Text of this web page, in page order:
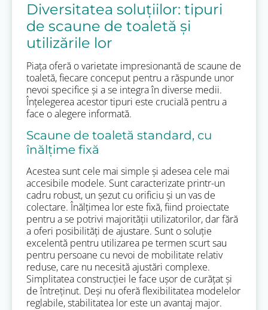
Diversitatea soluțiilor: tipuri
de scaune de toaletă și
utilizările lor
Piața oferă o varietate impresionantă de scaune de
toaletă, fiecare conceput pentru a răspunde unor
nevoi specifice și a se integra în diverse medii.
Înțelegerea acestor tipuri este crucială pentru a
face o alegere informată.
Scaune de toaletă standard, cu
înălțime fixă
Acestea sunt cele mai simple și adesea cele mai
accesibile modele. Sunt caracterizate printr-un
cadru robust, un șezut cu orificiu și un vas de
colectare. Înălțimea lor este fixă, fiind proiectate
pentru a se potrivi majorității utilizatorilor, dar fără
a oferi posibilități de ajustare. Sunt o soluție
excelentă pentru utilizarea pe termen scurt sau
pentru persoane cu nevoi de mobilitate relativ
reduse, care nu necesită ajustări complexe.
Simplitatea construcției le face ușor de curățat și
de întreținut. Deși nu oferă flexibilitatea modelelor
reglabile, stabilitatea lor este un avantaj major.